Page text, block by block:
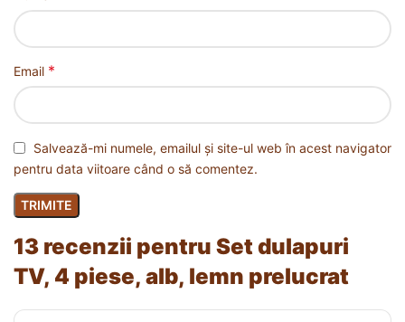
13 recenzii pentru Set dulapuri
TV, 4 piese, alb, lemn prelucrat
Email *
Salvează-mi numele, emailul și site-ul web în acest navigator
pentru data viitoare când o să comentez.